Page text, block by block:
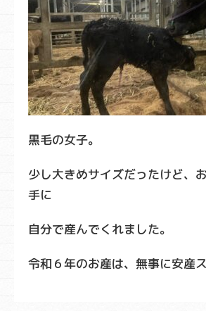
黒毛の女子。
少し大きめサイズだったけど、
手に
自分で産んでくれました。
令和６年のお産は、無事に安産